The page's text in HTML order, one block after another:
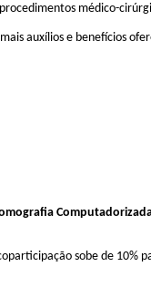
médico-
auxílios e benefícios
sobe de 10%